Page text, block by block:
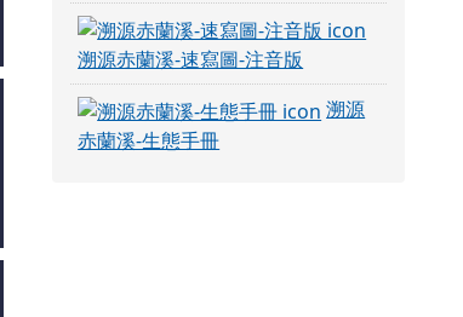
溯源赤蘭溪-速寫圖-注音版
溯源
赤蘭溪-生態手冊